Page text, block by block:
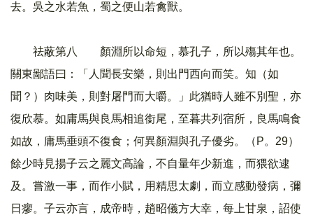
去。吳之水若魚，蜀之便山若禽獸。
祛蔽第八 顏淵所以命短，慕孔子，所以殤其年也。
關東鄙語曰：「人聞長安樂，則出門西向而笑。知（如
聞？）肉味美，則對屠門而大嚼。」此猶時人雖不別聖，亦
復欣慕。如庸馬與良馬相追銜尾，至暮共列宿所，良馬鳴食
如故，庸馬垂頭不復食；何異顏淵與孔子優劣。（P。29）
餘少時見揚子云之麗文高論，不自量年少新進，而猥欲逮
及。嘗激一事，而作小賦，用精思太劇，而立感動發病，彌
日瘳。子云亦言，成帝時，趙昭儀方大幸，每上甘泉，詔使